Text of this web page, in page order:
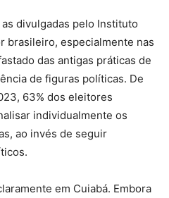
divulgadas pelo Instituto
brasileiro, especialmente nas
das antigas práticas de
de figuras políticas. De
63% dos eleitores
individualmente os
ao invés de seguir
em Cuiabá. Embora